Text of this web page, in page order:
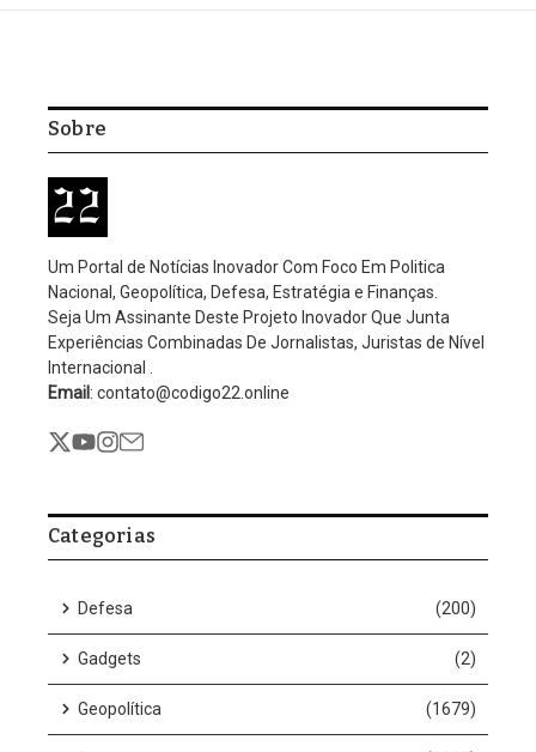
Bancada do Partido Liberal na Câmara oficializa indicação do
deputado Hélio Negão para vaga no Tribunal de Contas da União;
decisão em sintonia com Jair Bolsonaro e Valdemar Costa Neto
O líder do Partido Liberal (PL) na Câmara dos Deputados,
Sóstenes Cavalcante (PL-RJ), publicou nota oficial informando
que a bancada decidiu, de forma unida, apoiar a candidatura do
deputado federal Hélio Lopes (PL-RJ), conhecido como Hélio
Negão, à vaga de ministro do Tribunal de Contas da União (TCU).